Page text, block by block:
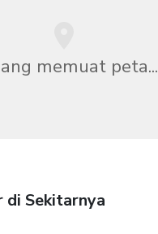
memuat peta...
Sekitarnya